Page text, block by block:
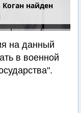
найден
на данный
в военной